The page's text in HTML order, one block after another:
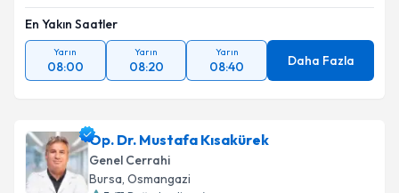
En Yakın Saatler
Yarın
08:00
Yarın
08:20
Yarın
08:40 Daha Fazla
Op. Dr. Mustafa Kısakürek
Genel Cerrahi
Bursa, Osmangazi